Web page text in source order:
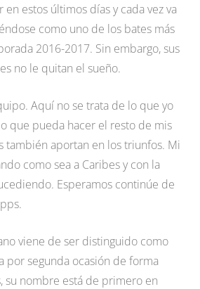
estos últimos días y cada vez va
como uno de los bates más
2016-2017. Sin embargo, sus
no le quitan el sueño.
Aquí no se trata de lo que yo
que pueda hacer el resto de mis
también aportan en los triunfos. Mi
como sea a Caribes y con la
Esperamos continúe de
viene de ser distinguido como
por segunda ocasión de forma
su nombre está de primero en